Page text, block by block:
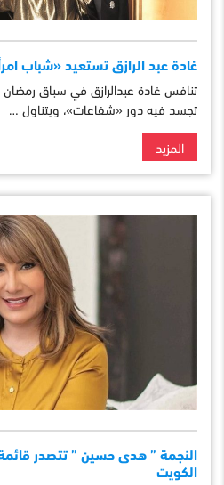
غادة عبد الرازق تستعيد «شباب
تنافس غادة عبدالرازق في سباق
تجسد فيه دور «شفاعات»، ويتناول …
المزيد
النجمة ” هدى حسين ” تتصدر
الكويت